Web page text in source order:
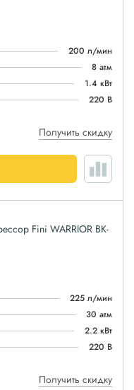
200 л/мин
8 атм
1.4 кВт
220 В
Получить скидку
Fini WARRIOR BK-
225 л/мин
30 атм
2.2 кВт
220 В
Получить скидку